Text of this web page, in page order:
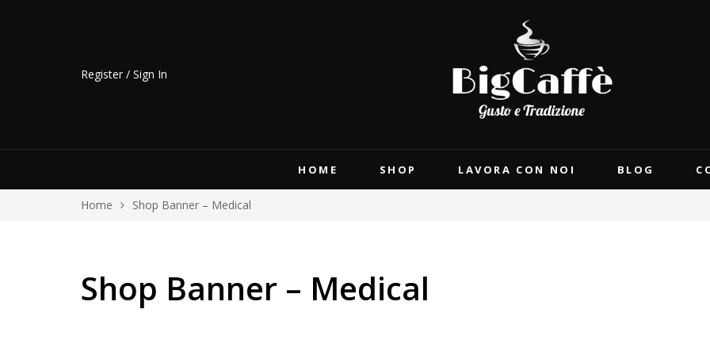
Register / Sign In
HOME SHOP LAVORA CON NOI BLOG
Home Shop Banner – Medical
Shop Banner – Medical